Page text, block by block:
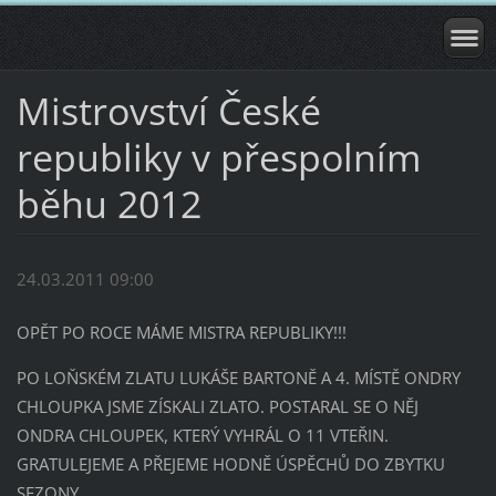
Mistrovství České
republiky v přespolním
běhu 2012
24.03.2011 09:00
OPĚT PO ROCE MÁME MISTRA REPUBLIKY!!!
PO LOŇSKÉM ZLATU LUKÁŠE BARTONĚ A 4. MÍSTĚ ONDRY
CHLOUPKA JSME ZÍSKALI ZLATO. POSTARAL SE O NĚJ
ONDRA CHLOUPEK, KTERÝ VYHRÁL O 11 VTEŘIN.
GRATULEJEME A PŘEJEME HODNĚ ÚSPĚCHŮ DO ZBYTKU